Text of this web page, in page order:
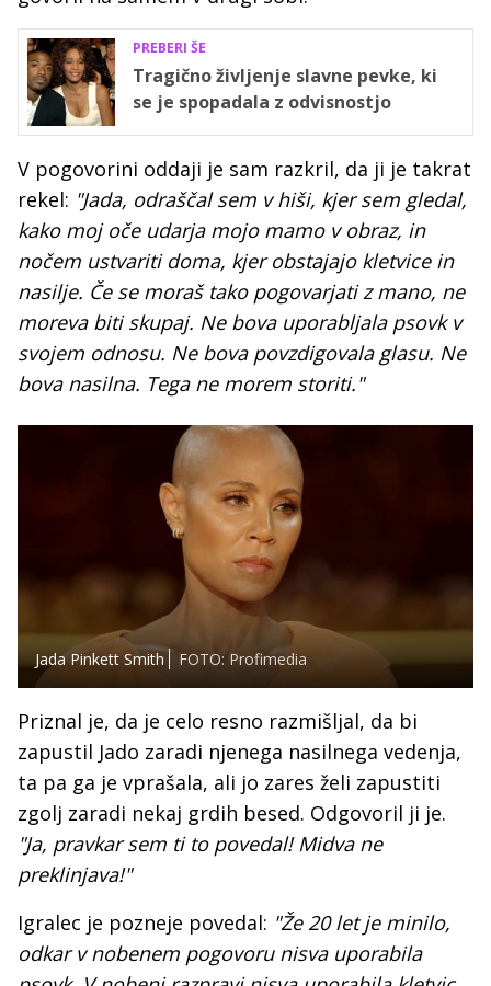
PREBERI ŠE
Tragično življenje slavne pevke, ki
se je spopadala z odvisnostjo
V pogovorini oddaji je sam razkril, da ji je takrat
rekel: "Jada, odraščal sem v hiši, kjer sem gledal,
kako moj oče udarja mojo mamo v obraz, in
nočem ustvariti doma, kjer obstajajo kletvice in
nasilje. Če se moraš tako pogovarjati z mano, ne
moreva biti skupaj. Ne bova uporabljala psovk v
svojem odnosu. Ne bova povzdigovala glasu. Ne
bova nasilna. Tega ne morem storiti."
Jada Pinkett Smith FOTO: Profimedia
Priznal je, da je celo resno razmišljal, da bi
zapustil Jado zaradi njenega nasilnega vedenja,
ta pa ga je vprašala, ali jo zares želi zapustiti
zgolj zaradi nekaj grdih besed. Odgovoril ji je.
"Ja, pravkar sem ti to povedal! Midva ne
preklinjava!"
Igralec je pozneje povedal: "Že 20 let je minilo,
odkar v nobenem pogovoru nisva uporabila